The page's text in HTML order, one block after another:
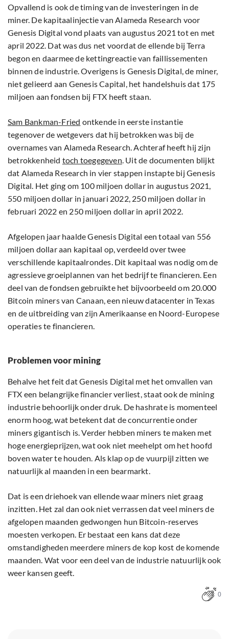
Opvallend is ook de timing van de investeringen in de
miner. De kapitaalinjectie van Alameda Research voor
Genesis Digital vond plaats van augustus 2021 tot en met
april 2022. Dat was dus net voordat de ellende bij Terra
begon en daarmee de kettingreactie van faillissementen
binnen de industrie. Overigens is Genesis Digital, de miner,
niet gelieerd aan Genesis Capital, het handelshuis dat 175
miljoen aan fondsen bij FTX heeft staan.
Sam Bankman-Fried ontkende in eerste instantie
tegenover de wetgevers dat hij betrokken was bij de
overnames van Alameda Research. Achteraf heeft hij zijn
betrokkenheid toch toegegeven. Uit de documenten blijkt
dat Alameda Research in vier stappen instapte bij Genesis
Digital. Het ging om 100 miljoen dollar in augustus 2021,
550 miljoen dollar in januari 2022, 250 miljoen dollar in
februari 2022 en 250 miljoen dollar in april 2022.
Afgelopen jaar haalde Genesis Digital een totaal van 556
miljoen dollar aan kapitaal op, verdeeld over twee
verschillende kapitaalrondes. Dit kapitaal was nodig om de
agressieve groeiplannen van het bedrijf te financieren. Een
deel van de fondsen gebruikte het bijvoorbeeld om 20.000
Bitcoin miners van Canaan, een nieuw datacenter in Texas
en de uitbreiding van zijn Amerikaanse en Noord-Europese
operaties te financieren.
Problemen voor mining
Behalve het feit dat Genesis Digital met het omvallen van
FTX een belangrijke financier verliest, staat ook de mining
industrie behoorlijk onder druk. De hashrate is momenteel
enorm hoog, wat betekent dat de concurrentie onder
miners gigantisch is. Verder hebben miners te maken met
hoge energieprijzen, wat ook niet meehelpt om het hoofd
boven water te houden. Als klap op de vuurpijl zitten we
natuurlijk al maanden in een bearmarkt.
Dat is een driehoek van ellende waar miners niet graag
inzitten. Het zal dan ook niet verrassen dat veel miners de
afgelopen maanden gedwongen hun Bitcoin-reserves
moesten verkopen. Er bestaat een kans dat deze
omstandigheden meerdere miners de kop kost de komende
maanden. Wat voor een deel van de industrie natuurlijk ook
weer kansen geeft.
0